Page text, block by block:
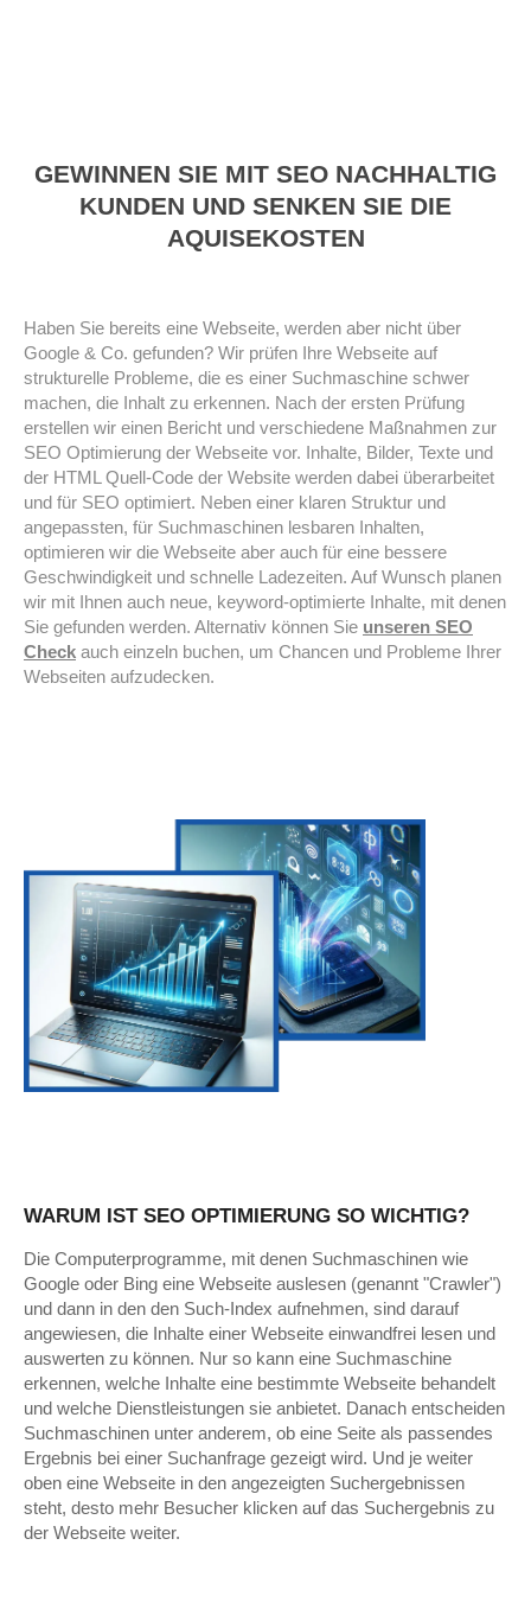
GEWINNEN SIE MIT SEO NACHHALTIG
KUNDEN UND SENKEN SIE DIE
AQUISEKOSTEN
Haben Sie bereits eine Webseite, werden aber nicht über
Google & Co. gefunden? Wir prüfen Ihre Webseite auf
strukturelle Probleme, die es einer Suchmaschine schwer
machen, die Inhalt zu erkennen. Nach der ersten Prüfung
erstellen wir einen Bericht und verschiedene Maßnahmen zur
SEO Optimierung der Webseite vor. Inhalte, Bilder, Texte und
der HTML Quell-Code der Website werden dabei überarbeitet
und für SEO optimiert. Neben einer klaren Struktur und
angepassten, für Suchmaschinen lesbaren Inhalten,
optimieren wir die Webseite aber auch für eine bessere
Geschwindigkeit und schnelle Ladezeiten. Auf Wunsch planen
wir mit Ihnen auch neue, keyword-optimierte Inhalte, mit denen
Sie gefunden werden. Alternativ können Sie unseren SEO
Check auch einzeln buchen, um Chancen und Probleme Ihrer
Webseiten aufzudecken.
WARUM IST SEO OPTIMIERUNG SO WICHTIG?
Die Computerprogramme, mit denen Suchmaschinen wie
Google oder Bing eine Webseite auslesen (genannt "Crawler")
und dann in den den Such-Index aufnehmen, sind darauf
angewiesen, die Inhalte einer Webseite einwandfrei lesen und
auswerten zu können. Nur so kann eine Suchmaschine
erkennen, welche Inhalte eine bestimmte Webseite behandelt
und welche Dienstleistungen sie anbietet. Danach entscheiden
Suchmaschinen unter anderem, ob eine Seite als passendes
Ergebnis bei einer Suchanfrage gezeigt wird. Und je weiter
oben eine Webseite in den angezeigten Suchergebnissen
steht, desto mehr Besucher klicken auf das Suchergebnis zu
der Webseite weiter.